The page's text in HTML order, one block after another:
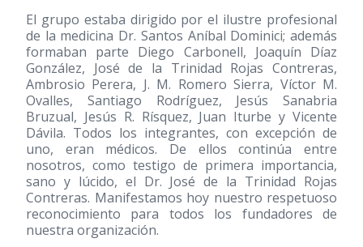
El grupo estaba dirigido por el ilustre profesional
de la medicina Dr. Santos Aníbal Dominici; además
formaban parte Diego Carbonell, Joaquín Díaz
González, José de la Trinidad Rojas Contreras,
Ambrosio Perera, J. M. Romero Sierra, Víctor M.
Ovalles, Santiago Rodríguez, Jesús Sanabria
Bruzual, Jesús R. Rísquez, Juan Iturbe y Vicente
Dávila. Todos los integrantes, con excepción de
uno, eran médicos. De ellos continúa entre
nosotros, como testigo de primera importancia,
sano y lúcido, el Dr. José de la Trinidad Rojas
Contreras. Manifestamos hoy nuestro respetuoso
reconocimiento para todos los fundadores de
nuestra organización.